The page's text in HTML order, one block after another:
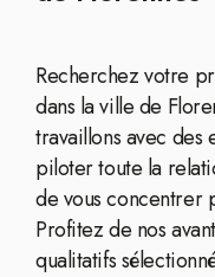
Recherchez votre
dans la ville de
travaillons avec
piloter toute la
de vous concentrer
Profitez de nos
qualitatifs